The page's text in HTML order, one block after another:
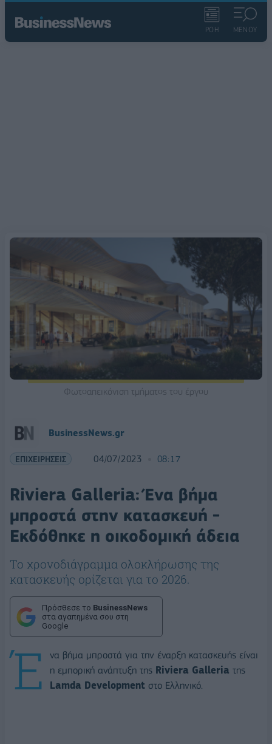
ΡΟΗ ΜΕΝΟΥ
Φωτοαπεικόνιση τμήματος του έργου
BusinessNews.gr
ΕΠΙΧΕΙΡΗΣΕΙΣ 04/07/2023 08:17
Riviera Galleria: Ένα βήμα
μπροστά στην κατασκευή -
Εκδόθηκε η οικοδομική άδεια
Το χρονοδιάγραμμα ολοκλήρωσης της
κατασκευής ορίζεται για το 2026.
Πρόσθεσε το BusinessNews
στα αγαπημένα σου στη
Google
Έ
να βήμα μπροστά για την έναρξη κατασκευής είναι
η εμπορική ανάπτυξη της Riviera Galleria της
Lamda Development στο Ελληνικό.